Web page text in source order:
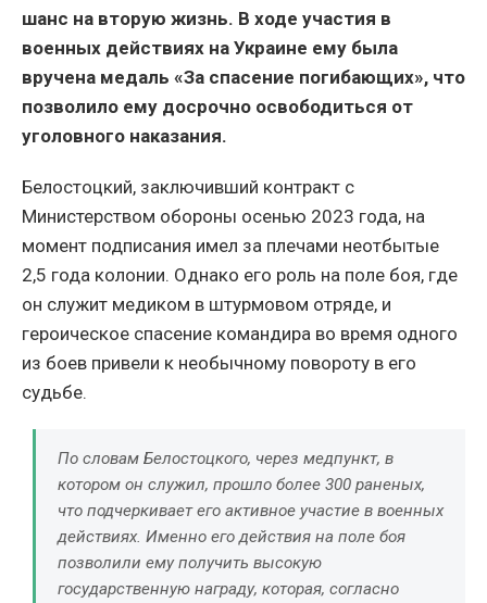
шанс на вторую жизнь. В ходе участия в
военных действиях на Украине ему была
вручена медаль «За спасение погибающих», что
позволило ему досрочно освободиться от
уголовного наказания.
Белостоцкий, заключивший контракт с
Министерством обороны осенью 2023 года, на
момент подписания имел за плечами неотбытые
2,5 года колонии. Однако его роль на поле боя, где
он служит медиком в штурмовом отряде, и
героическое спасение командира во время одного
из боев привели к необычному повороту в его
судьбе.
По словам Белостоцкого, через медпункт, в
котором он служил, прошло более 300 раненых,
что подчеркивает его активное участие в военных
действиях. Именно его действия на поле боя
позволили ему получить высокую
государственную награду, которая, согласно